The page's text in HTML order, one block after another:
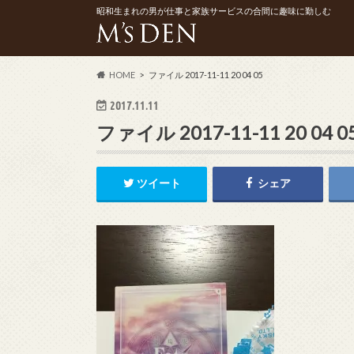
昭和生まれの男が仕事と家族サービスの合間に趣味に勤しむ
HOME ファイル 2017-11-11 20 04 05
2017.11.11
ファイル 2017-11-11 20 04
ツイート シェア